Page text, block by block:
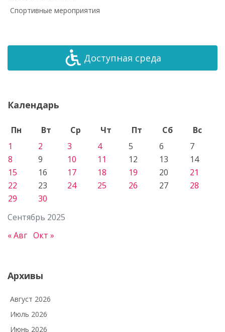
Спортивные мероприятия
Доступная среда
Календарь
Сентябрь 2025
Пн Вт Ср Чт Пт Сб
Вс
1
2 3 4 5 6
7
8
9 10 11 12 13
14
15
16 17 18 19 20
21
22
23 24 25 26 27
28
29
30
« Авг Окт »
Архивы
Август 2026
Июль 2026
Июнь 2026